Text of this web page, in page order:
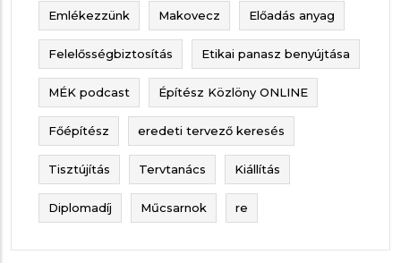
Emlékezzünk Makovecz Előadás anyag
Felelősségbiztosítás Etikai panasz benyújtása
MÉK podcast Építész Közlöny ONLINE
Főépítész eredeti tervező keresés
Tisztújítás Tervtanács Kiállítás
Diplomadíj Műcsarnok re